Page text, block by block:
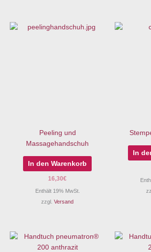
Peeling und
Massagehandschuh
In den Warenkorb
16,30€
Enthält 19% MwSt.
zzgl. Versand
In